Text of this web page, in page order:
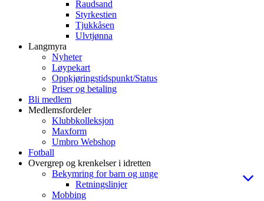
Raudsand
Styrkestien
Tjukkåsen
Ulvtjønna
Langmyra
Nyheter
Løypekart
Oppkjøringstidspunkt/Status
Priser og betaling
Bli medlem
Medlemsfordeler
Klubbkolleksjon
Maxform
Umbro Webshop
Fotball
Overgrep og krenkelser i idretten
Bekymring for barn og unge
Retningslinjer
Mobbing